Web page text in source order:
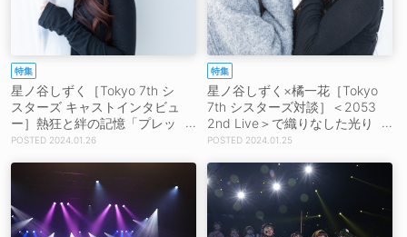
特集
星ノ谷しずく［Tokyo 7th シ
スターズ キャストインタビュ
ー］熱狂と絆の記憶「プレッ
シャーを乗り越えて、3人で
2024.01.26
特集
星ノ谷しずく×橘一花［Tokyo
7th シスターズ対談］＜2053
2nd Live＞で織りなした光り
輝く物語「圧倒的なラスボス
イちゃんの成長を感じてジー
ンと来てました」
2024.01.25